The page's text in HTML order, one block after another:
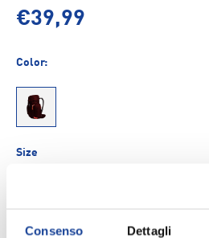
Consenso Dettagli
€39,99
Color:
909
Size